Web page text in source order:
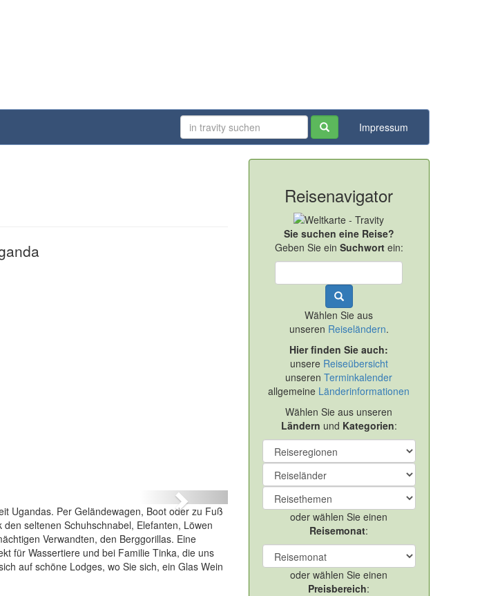
Impressum
Tracking
Next
Ugandas. Per Geländewagen, Boot oder zu Fuß
seltenen Schuhschnabel, Elefanten, Löwen
Verwandten, den Berggorillas. Eine
für Wassertiere und bei Familie Tinka, die uns
auf schöne Lodges, wo Sie sich, ein Glas Wein
Reisenavigator
Sie suchen eine Reise?
Geben Sie ein Suchwortein:
Wählen Sie aus
unseren Reiseländern.
Hier finden Sie auch:
unsere Reiseübersicht
unserenTerminkalender
allgemeine Länderinformationen
Wählen Sie aus unseren
Ländern und Kategorien:
oder wählen Sie einen
Reisemonat:
oder wählen Sie einen
Preisbereich: